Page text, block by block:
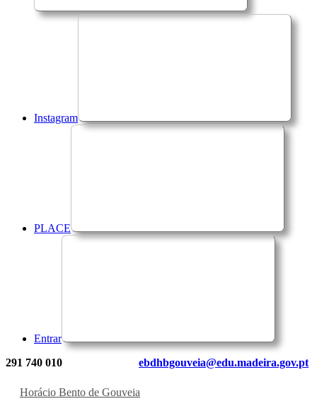
Instagram
PLACE
Entrar
291 740 010 ebdhbgouveia@edu.madeira.gov.pt
Horácio Bento de Gouveia